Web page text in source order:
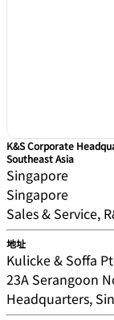
K&S Corporate
Southeast Asia
Singapore
Singapore
Sales & Service,
地址
Kulicke & Soffa
23A Serangoon
Headquarters,